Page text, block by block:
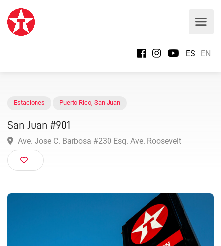
ES EN
San Juan #901
Ave. Jose C. Barbosa #230 Esq. Ave. Roosevelt